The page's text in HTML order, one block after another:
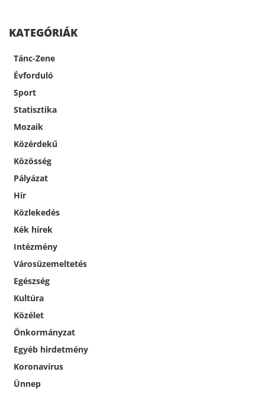
KATEGÓRIÁK
Tánc-Zene
Évforduló
Sport
Statisztika
Mozaik
Közérdekű
Közösség
Pályázat
Hír
Közlekedés
Kék hírek
Intézmény
Városüzemeltetés
Egészség
Kultúra
Közélet
Önkormányzat
Egyéb hirdetmény
Koronavírus
Ünnep